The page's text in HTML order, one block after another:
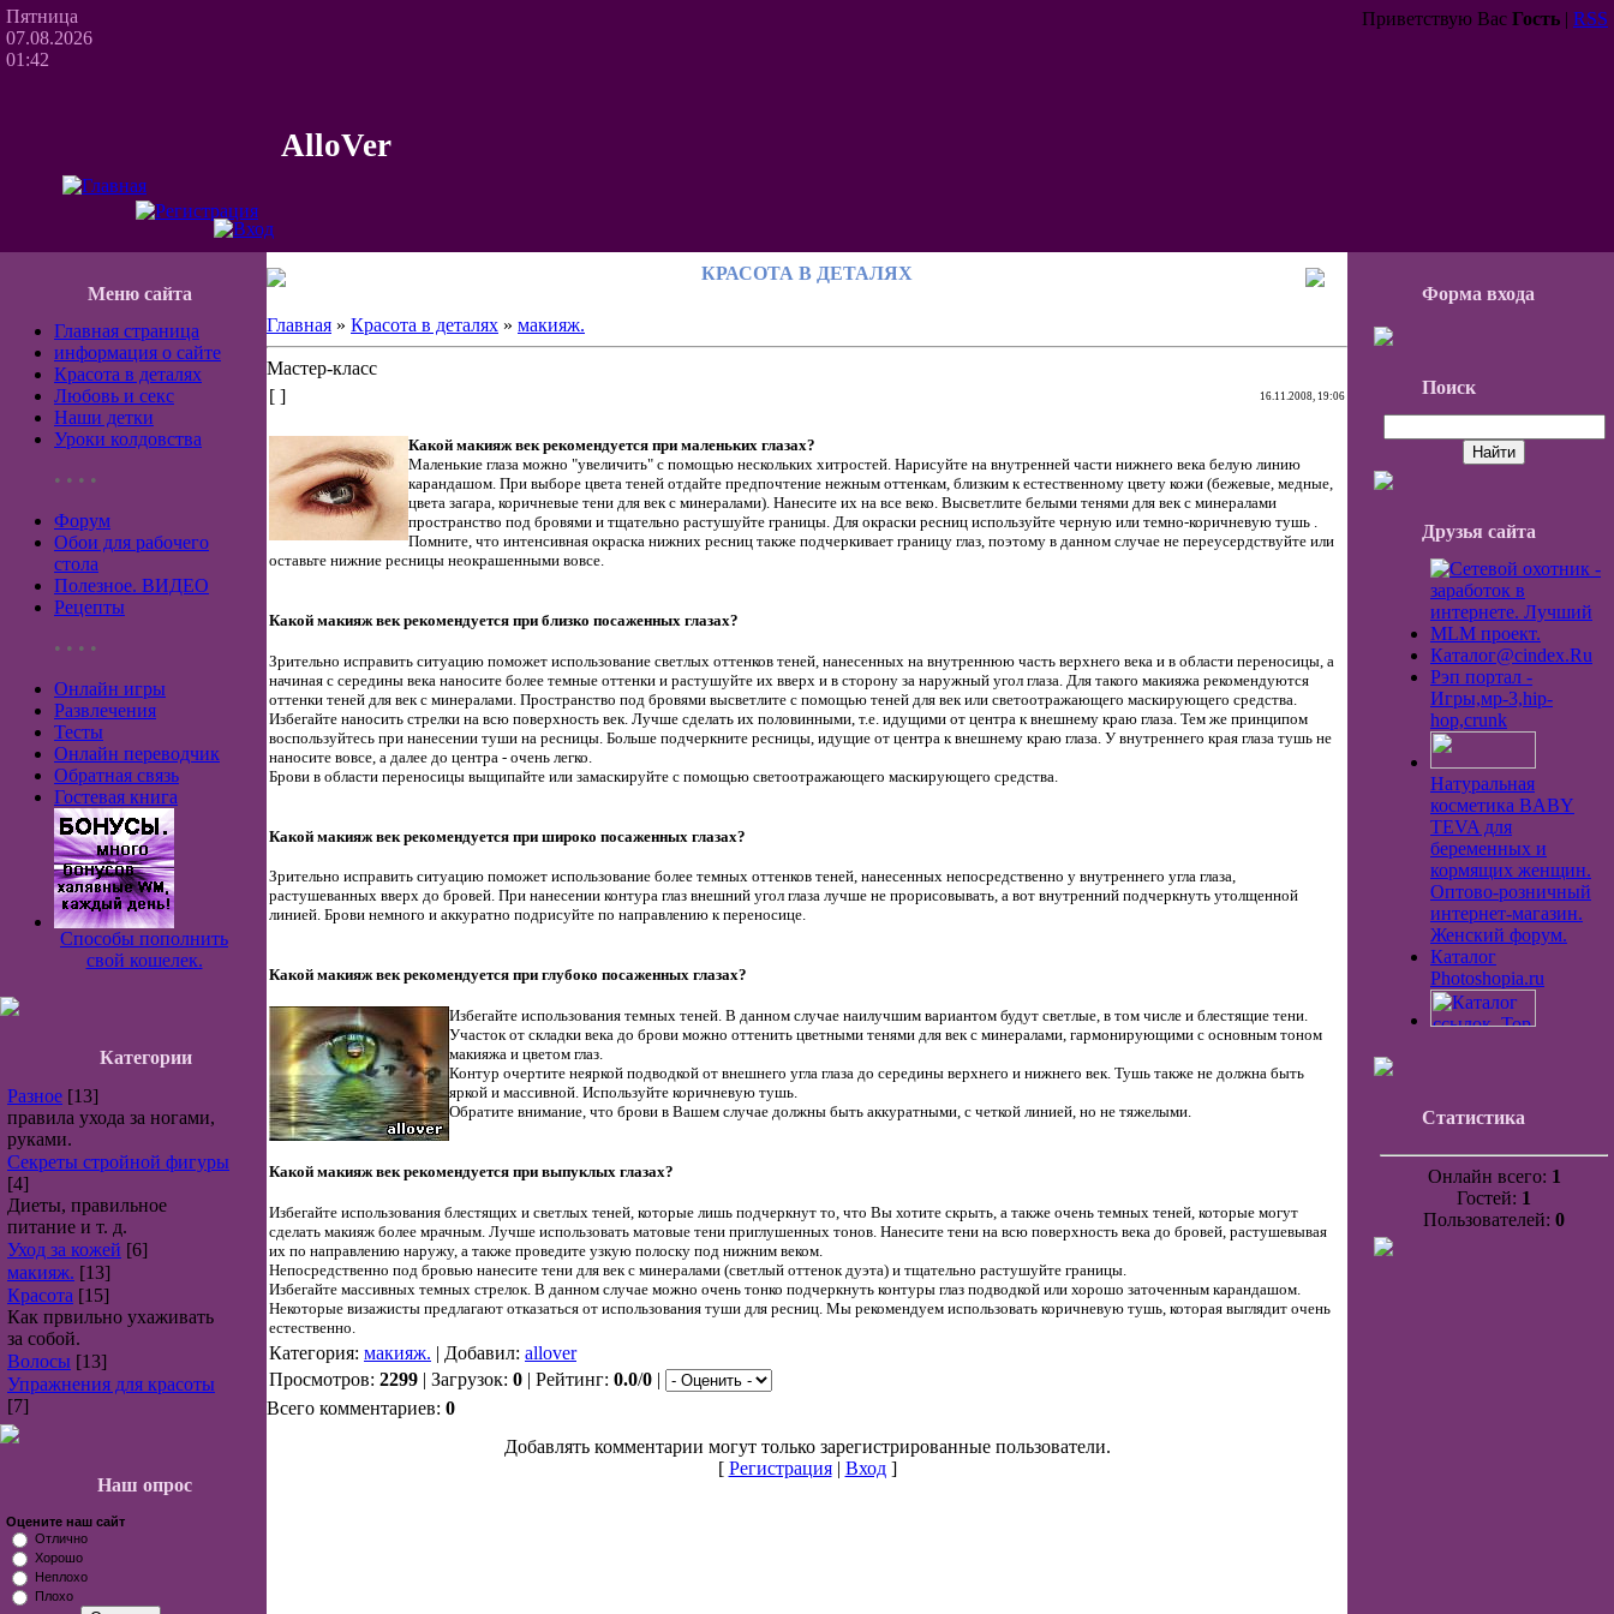
Пятница
07.08.2026
01:42
Приветствую Вас Гость | RSS
AlloVer
Меню сайта
Главная страница
информация о сайте
Красота в деталях
Любовь и секс
Наши детки
Уроки колдовства
• • • •
Форум
Обои для рабочего
стола
Полезное. ВИДЕО
Рецепты
• • • •
Онлайн игры
Развлечения
Тесты
Онлайн переводчик
Обратная связь
Гостевая книга
Способы пополнить
свой кошелек.
Категории
Разное [13]
правила ухода за ногами,
руками.
Секреты стройной фигуры
[4]
Диеты, правильное
питание и т. д.
Уход за кожей [6]
макияж. [13]
Красота [15]
Как првильно ухаживать
за собой.
Волосы [13]
Упражнения для красоты
[7]
Наш опрос
Оцените наш сайт
Отлично
Хорошо
Неплохо
Плохо
КРАСОТА В ДЕТАЛЯХ
Главная » Красота в деталях » макияж.
Мастер-класс
[ ]
16.11.2008, 19:06
Какой макияж век рекомендуется при маленьких глазах?
Маленькие глаза можно "увеличить" с помощью нескольких хитростей. Нарисуйте на внутренней части нижнего века белую линию
карандашом. При выборе цвета теней отдайте предпочтение нежным оттенкам, близким к естественному цвету кожи (бежевые, медные,
цвета загара, коричневые тени для век с минералами). Нанесите их на все веко. Высветлите белыми тенями для век с минералами
пространство под бровями и тщательно растушуйте границы. Для окраски ресниц используйте черную или темно-коричневую тушь .
Помните, что интенсивная окраска нижних ресниц также подчеркивает границу глаз, поэтому в данном случае не переусердствуйте или
оставьте нижние ресницы неокрашенными вовсе.
Какой макияж век рекомендуется при близко посаженных глазах?
Зрительно исправить ситуацию поможет использование светлых оттенков теней, нанесенных на внутреннюю часть верхнего века и в области переносицы, а
начиная с середины века наносите более темные оттенки и растушуйте их вверх и в сторону за наружный угол глаза. Для такого макияжа рекомендуются
оттенки теней для век с минералами. Пространство под бровями высветлите с помощью теней для век или светоотражающего маскирующего средства.
Избегайте наносить стрелки на всю поверхность век. Лучше сделать их половинными, т.е. идущими от центра к внешнему краю глаза. Тем же принципом
воспользуйтесь при нанесении туши на ресницы. Больше подчеркните ресницы, идущие от центра к внешнему краю глаза. У внутреннего края глаза тушь не
наносите вовсе, а далее до центра - очень легко.
Брови в области переносицы выщипайте или замаскируйте с помощью светоотражающего маскирующего средства.
Какой макияж век рекомендуется при широко посаженных глазах?
Зрительно исправить ситуацию поможет использование более темных оттенков теней, нанесенных непосредственно у внутреннего угла глаза,
растушеванных вверх до бровей. При нанесении контура глаз внешний угол глаза лучше не прорисовывать, а вот внутренний подчеркнуть утолщенной
линией. Брови немного и аккуратно подрисуйте по направлению к переносице.
Какой макияж век рекомендуется при глубоко посаженных глазах?
Избегайте использования темных теней. В данном случае наилучшим вариантом будут светлые, в том числе и блестящие тени.
Участок от складки века до брови можно оттенить цветными тенями для век с минералами, гармонирующими с основным тоном
макияжа и цветом глаз.
Контур очертите неяркой подводкой от внешнего угла глаза до середины верхнего и нижнего век. Тушь также не должна быть
яркой и массивной. Используйте коричневую тушь.
Обратите внимание, что брови в Вашем случае должны быть аккуратными, с четкой линией, но не тяжелыми.
Какой макияж век рекомендуется при выпуклых глазах?
Избегайте использования блестящих и светлых теней, которые лишь подчеркнут то, что Вы хотите скрыть, а также очень темных теней, которые могут
сделать макияж более мрачным. Лучше использовать матовые тени приглушенных тонов. Нанесите тени на всю поверхность века до бровей, растушевывая
их по направлению наружу, а также проведите узкую полоску под нижним веком.
Непосредственно под бровью нанесите тени для век с минералами (светлый оттенок дуэта) и тщательно растушуйте границы.
Избегайте массивных темных стрелок. В данном случае можно очень тонко подчеркнуть контуры глаз подводкой или хорошо заточенным карандашом.
Некоторые визажисты предлагают отказаться от использования туши для ресниц. Мы рекомендуем использовать коричневую тушь, которая выглядит очень
естественно.
Категория: макияж. | Добавил: allover
Просмотров: 2299 | Загрузок: 0 | Рейтинг: 0.0/0 |
Всего комментариев: 0
Добавлять комментарии могут только зарегистрированные пользователи.
[ Регистрация| Вход]
Форма входа
Поиск
Друзья сайта
Каталог@cindex.Ru
Рэп портал -
Игры,мp-3,hip-
hop,crunk
Натуральная
косметика BABY
TEVA для
беременных и
кормящих женщин.
Оптово-розничный
интернет-магазин.
Женский форум.
Каталог
Photoshopia.ru
Статистика
Онлайн всего: 1
Гостей: 1
Пользователей: 0